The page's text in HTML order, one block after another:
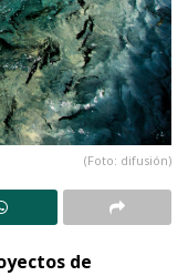
(Foto: difusión)
de